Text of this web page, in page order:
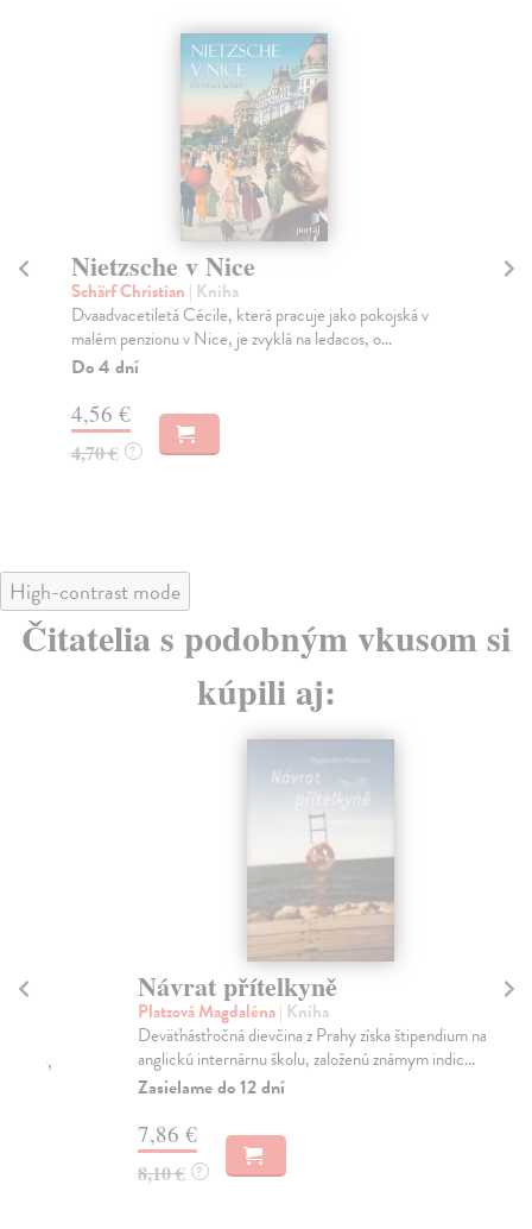
Nietzsche v Nice
Schärf Christian | Kniha
Dvaadvacetiletá Cécile, která pracuje jako pokojská v
malém penzionu v Nice, je zvyklá na ledacos, o...
Do 4 dní
4,56 €
4,70 € ?
High-contrast mode
Čitatelia s podobným vkusom si
kúpili aj:
Návrat přítelkyně
Platzová Magdaléna| Kniha
Deväťnásťročná dievčina z Prahy získa štipendium na
anglickú internárnu školu, založenú známym indic...
Zasielame do 12 dní